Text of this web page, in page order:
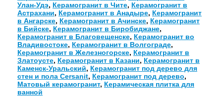
Улан-Удэ, Керамогранит в Чите, Керамогранит в
Астрахани, Керамогранит в Анадыре, Керамогранит
в Ангарске, Керамогранит в Ачинске, Керамогранит
в Бийске, Керамогранит в Биробиджане,
Керамогранит в Благовещенске, Керамогранит во
Владивостоке, Керамогранит в Волгограде,
Керамогранит в Железногорске, Керамогранит в
Златоусте, Керамогранит в Казани, Керамогранит в
Каменск-Уральский, Керамогранит под дерево для
стен и пола Сersanit, Керамогранит под дерево,
Матовый керамогранит, Керамическая плитка для
ванной